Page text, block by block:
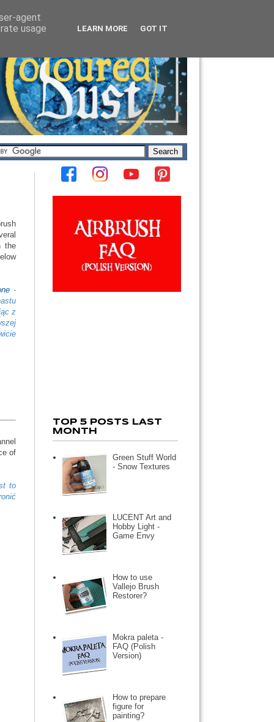
the
-
z
of
to
TOP 5 POSTS LAST
MONTH
Green Stuff World
- Snow Textures
LUCENT Art and
Hobby Light -
Game Envy
How to use
Vallejo Brush
Restorer?
Mokra paleta -
FAQ (Polish
Version)
How to prepare
figure for
painting?
agent
usage
LEARN MORE GOT IT